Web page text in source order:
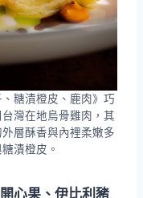
糖漬橙皮、鹿肉》巧
灣在地烏骨雞肉，其
層酥香與內裡柔嫩多
漬橙皮。
心果、伊比利豬